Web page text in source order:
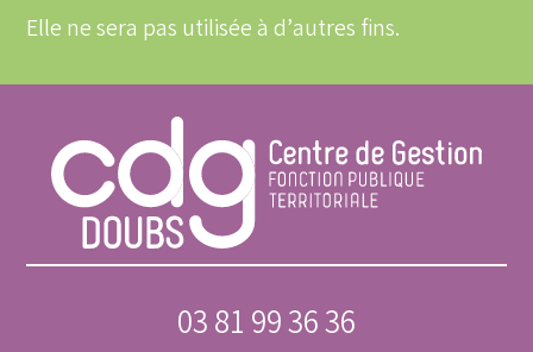
Elle ne sera pas utilisée à d’autres fins.
03 81 99 36 36